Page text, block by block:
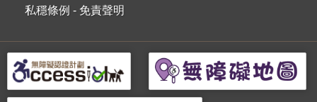
私穩條例 - 免責聲明